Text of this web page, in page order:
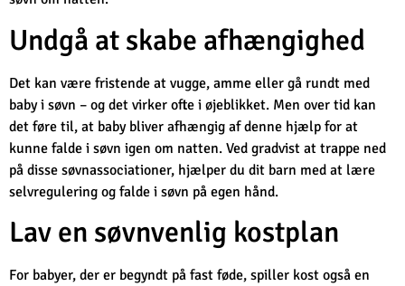
Undgå at skabe afhængighed
Det kan være fristende at vugge, amme eller gå rundt med
baby i søvn – og det virker ofte i øjeblikket. Men over tid kan
det føre til, at baby bliver afhængig af denne hjælp for at
kunne falde i søvn igen om natten. Ved gradvist at trappe ned
på disse søvnassociationer, hjælper du dit barn med at lære
selvregulering og falde i søvn på egen hånd.
Lav en søvnvenlig kostplan
For babyer, der er begyndt på fast føde, spiller kost også en